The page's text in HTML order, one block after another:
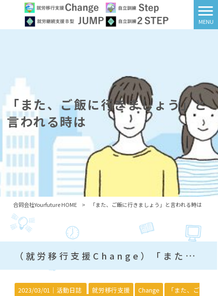
MENU
「また、ご飯に行きましょう」と
言われる時は
合同会社Yourfuture HOME > 「また、ご飯に行きましょう」と言われる時は
（就労移行支援Change）「また、ご飯に行きましょう」と言われる時は
2023/03/01｜ 活動日誌 就労移行支援 Change
「また、ご